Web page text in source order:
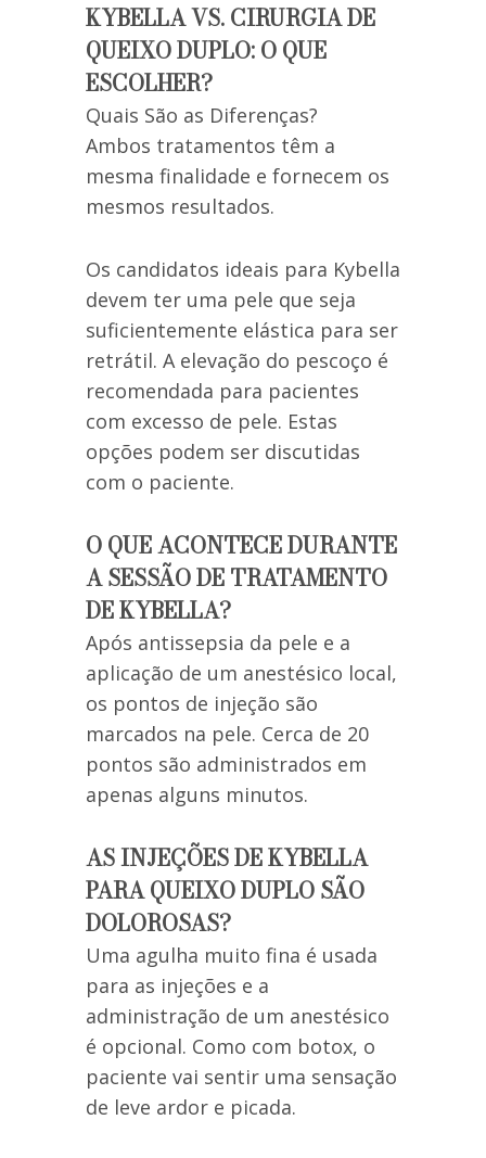
KYBELLA VS. CIRURGIA DE
QUEIXO DUPLO: O QUE
ESCOLHER?
Quais São as Diferenças?
Ambos tratamentos têm a
mesma finalidade e fornecem os
mesmos resultados.
Os candidatos ideais para Kybella
devem ter uma pele que seja
suficientemente elástica para ser
retrátil. A elevação do pescoço é
recomendada para pacientes
com excesso de pele. Estas
opções podem ser discutidas
com o paciente.
O QUE ACONTECE DURANTE
A SESSÃO DE TRATAMENTO
DE KYBELLA?
Após antissepsia da pele e a
aplicação de um anestésico local,
os pontos de injeção são
marcados na pele. Cerca de 20
pontos são administrados em
apenas alguns minutos.
AS INJEÇÕES DE KYBELLA
PARA QUEIXO DUPLO SÃO
DOLOROSAS?
Uma agulha muito fina é usada
para as injeções e a
administração de um anestésico
é opcional. Como com botox, o
paciente vai sentir uma sensação
de leve ardor e picada.